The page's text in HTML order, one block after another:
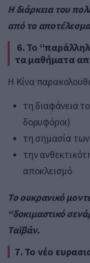
Η διάρκεια του
από το
6. Το
τα μαθήματα
Η Κίνα
τη διαφάνεια
δορυφόροι)
τη σημασία
την
αποκλεισμό
Το ουκρανικό
“δοκιμαστικό
Ταϊβάν.
7. Το νέο